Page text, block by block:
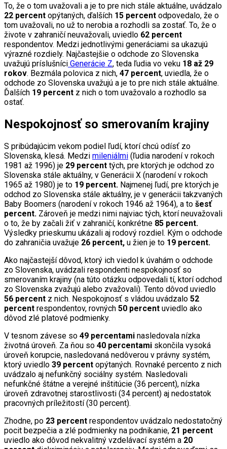
To, že o tom uvažovali a je to pre nich stále aktuálne, uvádzalo
22 percent opýtaných, ďalších 15 percent odpovedalo, že o
tom uvažovali, no už to nerobia a rozhodli sa zostať. To, že o
živote v zahraničí neuvažovali, uviedlo 62 percent
respondentov. Medzi jednotlivými generáciami sa ukazujú
výrazné rozdiely. Najčastejšie o odchode zo Slovenska
uvažujú príslušníci Generácie Z, teda ľudia vo veku 18 až 29
rokov. Bezmála polovica z nich, 47 percent, uviedla, že o
odchode zo Slovenska uvažujú a je to pre nich stále aktuálne.
Ďalších 19 percent z nich o tom uvažovalo a rozhodlo sa
ostať.
Nespokojnosť so smerovaním krajiny
S pribúdajúcim vekom podiel ľudí, ktorí chcú odísť zo
Slovenska, klesá. Medzi mileniálmi (ľudia narodení v rokoch
1981 až 1996) je 29 percent tých, pre ktorých je odchod zo
Slovenska stále aktuálny, v Generácii X (narodení v rokoch
1965 až 1980) je to 19 percent. Najmenej ľudí, pre ktorých je
odchod zo Slovenska stále aktuálny, je v generácii takzvaných
Baby Boomers (narodení v rokoch 1946 až 1964), a to šesť
percent. Zároveň je medzi nimi najviac tých, ktorí neuvažovali
o to, že by začali žiť v zahraničí, konkrétne 85 percent.
Výsledky prieskumu ukázali aj rodový rozdiel. Kým o odchode
do zahraničia uvažuje 26 percent, u žien je to 19 percent.
Ako najčastejší dôvod, ktorý ich viedol k úvahám o odchode
zo Slovenska, uvádzali respondenti nespokojnosť so
smerovaním krajiny (na túto otázku odpovedali tí, ktorí odchod
zo Slovenska zvažujú alebo zvažovali). Tento dôvod uviedlo
56 percent z nich. Nespokojnosť s vládou uvádzalo 52
percent respondentov, rovných 50 percent uviedlo ako
dôvod zlé platové podmienky.
V tesnom závese so 49 percentami nasledovala nízka
životná úroveň. Za ňou so 40 percentami skončila vysoká
úroveň korupcie, nasledovaná nedôverou v právny systém,
ktorý uviedlo 39 percent opýtaných. Rovnaké percento z nich
uvádzalo aj nefunkčný sociálny systém. Nasledovali
nefunkčné štátne a verejné inštitúcie (36 percent), nízka
úroveň zdravotnej starostlivosti (34 percent) aj nedostatok
pracovných príležitostí (30 percent).
Zhodne, po 23 percent respondentov uvádzalo nedostatočný
pocit bezpečia a zlé podmienky na podnikanie, 21 percent
uviedlo ako dôvod nekvalitný vzdelávací systém a 20